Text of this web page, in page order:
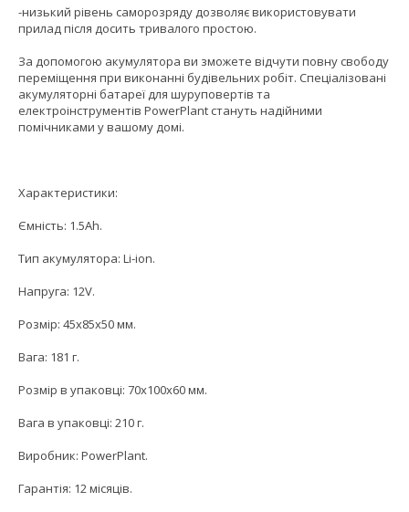
-низький рівень саморозряду дозволяє використовувати
прилад після досить тривалого простою.
За допомогою акумулятора ви зможете відчути повну свободу
переміщення при виконанні будівельних робіт. Спеціалізовані
акумуляторні батареї для шуруповертів та
електроінструментів PowerPlant стануть надійними
помічниками у вашому домі.
Характеристики:
Ємність: 1.5Ah.
Тип акумулятора: Li-ion.
Напруга: 12V.
Розмір: 45x85x50 мм.
Вага: 181 г.
Розмір в упаковці: 70x100x60 мм.
Вага в упаковці: 210 г.
Виробник: PowerPlant.
Гарантія: 12 місяців.